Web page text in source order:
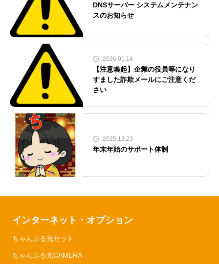
DNSサーバー システムメンテナン
スのお知らせ
2026.01.14
【注意喚起】企業の役員等になり
すました詐欺メールにご注意くだ
さい
2025.12.23
年末年始のサポート体制
インターネット・オプション
ちゃんぷる光セット
ちゃんぷる光CAMERA